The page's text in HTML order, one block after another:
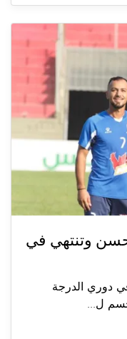
وتنتهي في
دوري الدرجة
ل...